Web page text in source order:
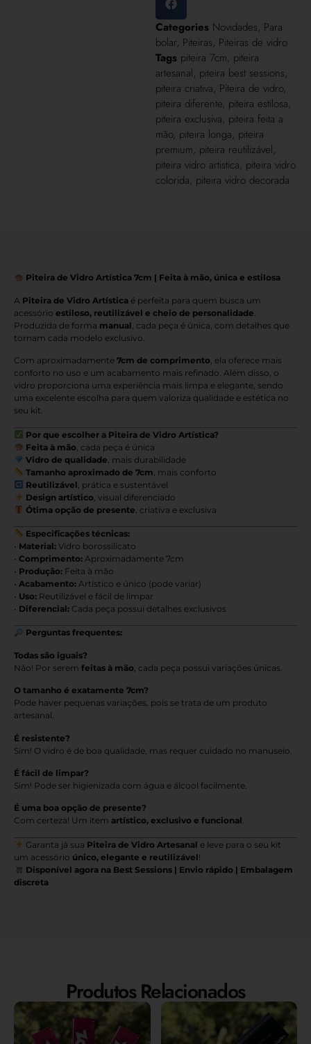
Categories Novidades, Para
bolar, Piteiras, Piteiras de vidro
Tags piteira 7cm, piteira
artesanal, piteira best sessions,
piteira criativa, Piteira de vidro,
piteira diferente, piteira estilosa,
piteira exclusiva, piteira feita a
mão, piteira longa, piteira
premium, piteira reutilizável,
piteira vidro artistica, piteira vidro
colorida, piteira vidro decorada
Piteira de Vidro Artística 7cm | Feita à mão, única e estilosa
A Piteira de Vidro Artística é perfeita para quem busca um
acessório estiloso, reutilizável e cheio de personalidade
Produzida de forma manual , cada peça é única, com detalhes que
tornam cada modelo exclusivo.
Com aproximadamente 7cm de comprimento, ela oferece mais
conforto no uso e um acabamento mais refinado. Além disso, o
vidro proporciona uma experiência mais limpa e elegante, sendo
uma excelente escolha para quem valoriza qualidade e estética no
seu kit.
Por que escolher a Piteira de Vidro Artística?
Feita à mão , cada peça é única
Vidro de qualidade , mais durabilidade
Tamanho aproximado de 7cm , mais conforto
Reutilizável , prática e sustentável
Design artístico , visual diferenciado
Ótima opção de presente , criativa e exclusiva
Especificações técnicas:
• Material: Vidro borossilicato
• Comprimento: Aproximadamente 7cm
• Produção: Feita à mão
• Acabamento: Artístico e único (pode variar)
• Uso: Reutilizável e fácil de limpar
• Diferencial: Cada peça possui detalhes exclusivos
Perguntas frequentes:
Todas são iguais?
Não! Por serem feitas à mão , cada peça possui variações únicas.
O tamanho é exatamente 7cm?
Pode haver pequenas variações, pois se trata de um produto
artesanal.
É resistente?
Sim! O vidro é de boa qualidade, mas requer cuidado no manuseio.
É fácil de limpar?
Sim! Pode ser higienizada com água e álcool facilmente.
É uma boa opção de presente?
Com certeza! Um item artístico, exclusivo e funcional.
Garanta já sua Piteira de Vidro Artesanal e leve para o seu kit
um acessório único, elegante e reutilizável!
Disponível agora na Best Sessions | Envio rápido | Embalagem
discreta
Produtos Relacionados